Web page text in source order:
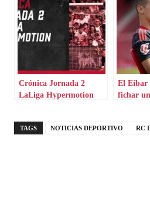
Crónica Jornada 2
LaLiga Hypermotion
El Eibar
fichar
TAGS NOTICIAS DEPORTIVO RC